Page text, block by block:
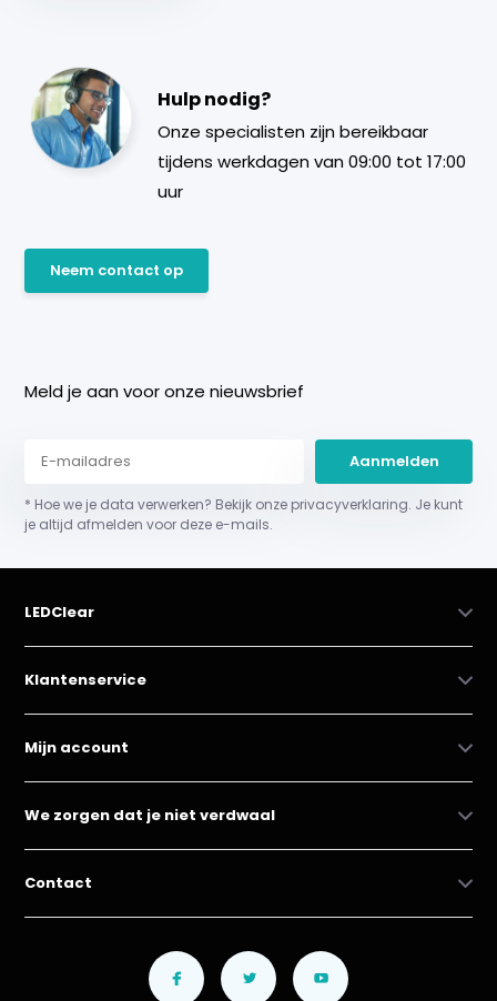
Hulp nodig?
Onze specialisten zijn bereikbaar
tijdens werkdagen van 09:00 tot 17:00
uur
Neem contact op
Meld je aan voor onze nieuwsbrief
Aanmelden
* Hoe we je data verwerken? Bekijk onze privacyverklaring. Je kunt
je altijd afmelden voor deze e-mails.
LEDClear
Klantenservice
Mijn account
We zorgen dat je niet verdwaal
Contact